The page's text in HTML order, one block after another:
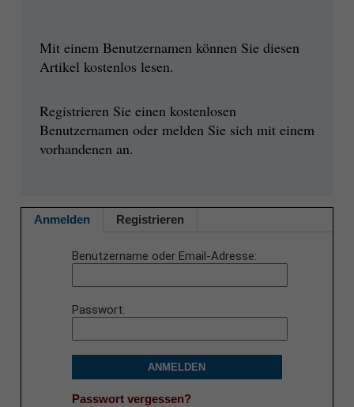
Mit einem Benutzernamen können Sie diesen
Artikel kostenlos lesen.
Registrieren Sie einen kostenlosen
Benutzernamen oder melden Sie sich mit einem
vorhandenen an.
Anmelden Registrieren
Benutzername oder Email-Adresse
Passwort
ANMELDEN
Passwort vergessen?